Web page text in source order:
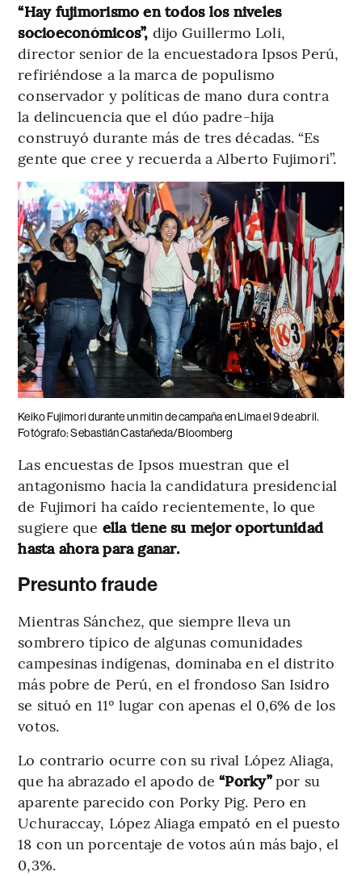
“Hay fujimorismo en todos los niveles
socioeconómicos”, dijo Guillermo Loli,
director senior de la encuestadora Ipsos Perú,
refiriéndose a la marca de populismo
conservador y políticas de mano dura contra
la delincuencia que el dúo padre-hija
construyó durante más de tres décadas. “Es
gente que cree y recuerda a Alberto Fujimori”.
Keiko Fujimori durante un mitin de campaña en Lima el 9 de abril.
Fotógrafo: Sebastián Castañeda/Bloomberg
Las encuestas de Ipsos muestran que el
antagonismo hacia la candidatura presidencial
de Fujimori ha caído recientemente, lo que
sugiere que ella tiene su mejor oportunidad
hasta ahora para ganar.
Presunto fraude
Mientras Sánchez, que siempre lleva un
sombrero típico de algunas comunidades
campesinas indígenas, dominaba en el distrito
más pobre de Perú, en el frondoso San Isidro
se situó en 11º lugar con apenas el 0,6% de los
votos.
Lo contrario ocurre con su rival López Aliaga,
que ha abrazado el apodo de“Porky”por su
aparente parecido con Porky Pig. Pero en
Uchuraccay, López Aliaga empató en el puesto
18 con un porcentaje de votos aún más bajo, el
0,3%.